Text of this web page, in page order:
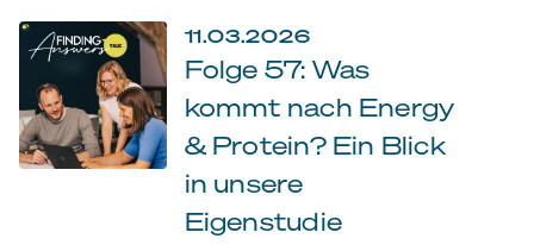
11.03.2026
Folge 57: Was
kommt nach Energy
& Protein? Ein Blick
in unsere
Eigenstudie